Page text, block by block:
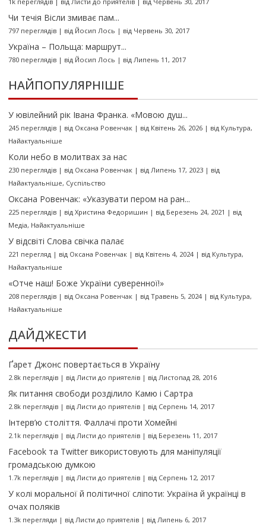
Чи течія Вісли змиває пам...
797 переглядів| від Йосип Лось | від Червень 30, 2017
Україна – Польща: маршрут...
780 переглядів| від Йосип Лось | від Липень 11, 2017
НАЙПОПУЛЯРНІШЕ
У ювілейний рік Івана Франка. «Мовою душ...
245 переглядів| від Оксана Ровенчак| від Квітень 26, 2026| від Культура,
Найактуальніше
Коли небо в молитвах за нас
230 переглядів| від Оксана Ровенчак| від Липень 17, 2023| від
Найактуальніше, Суспільство
Оксана Ровенчак: «Указувати пером на ран...
225 переглядів| від Христина Федоришин | від Березень 24, 2021 | від
Медіа, Найактуальніше
У відсвіті Слова свічка палає
221 перегляд | від Оксана Ровенчак| від Квітень 4, 2024| від Культура,
Найактуальніше
«Отче наш! Боже України суверенної!»
208 переглядів| від Оксана Ровенчак| від Травень 5, 2024| від Культура,
Найактуальніше
ДАЙДЖЕСТИ
Ґарет Джонс повертається в Україну
2.8k переглядів| від Листи до приятелів| від Листопад 28, 2016
Як питання свободи розділило Камю і Сартра
2.8k переглядів| від Листи до приятелів| від Серпень 14, 2017
Інтерв’ю століття. Фаллачі проти Хомейні
2.1k переглядів| від Листи до приятелів| від Березень 11, 2017
Facebook та Twitter використовують для маніпуляції
громадською думкою
1.7k переглядів| від Листи до приятелів| від Серпень 12, 2017
У колі моральної й політичної сліпоти: Україна й українці в
очах поляків
1.3k перегляди | від Листи до приятелів| від Липень 6, 2017